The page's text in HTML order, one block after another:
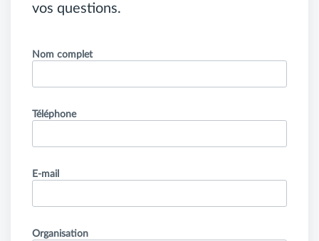
vos questions.
Nom complet
Téléphone
E-mail
Organisation